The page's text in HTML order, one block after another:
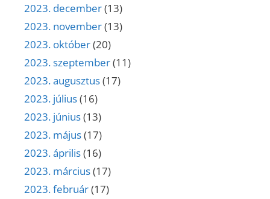
2023. december(13)
2023. november(13)
2023. október(20)
2023. szeptember(11)
2023. augusztus(17)
2023. július(16)
2023. június(13)
2023. május(17)
2023. április(16)
2023. március(17)
2023. február(17)